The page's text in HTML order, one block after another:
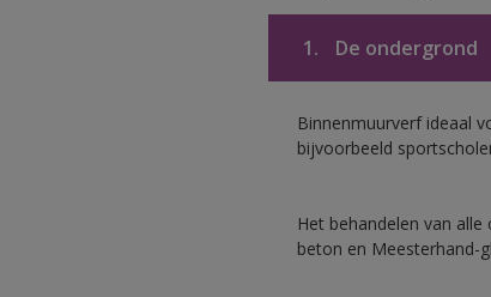
1. De ondergrond
Binnenmuurverf ideaal
bijvoorbeeld
Het behandelen van
beton en Meesterhand-